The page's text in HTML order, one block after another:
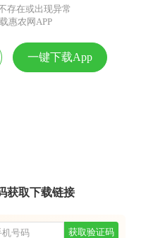
存在或出现异常
惠农网APP
一键下载App
获取下载链接
获取验证码